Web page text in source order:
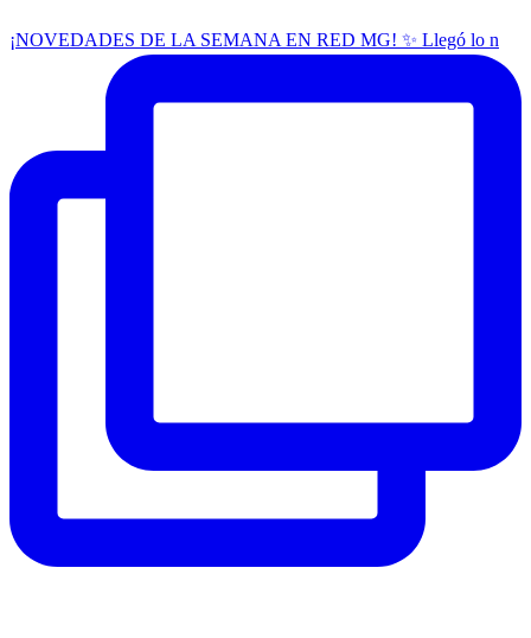
¡NOVEDADES DE LA SEMANA EN RED MG! ✨ Llegó lo n